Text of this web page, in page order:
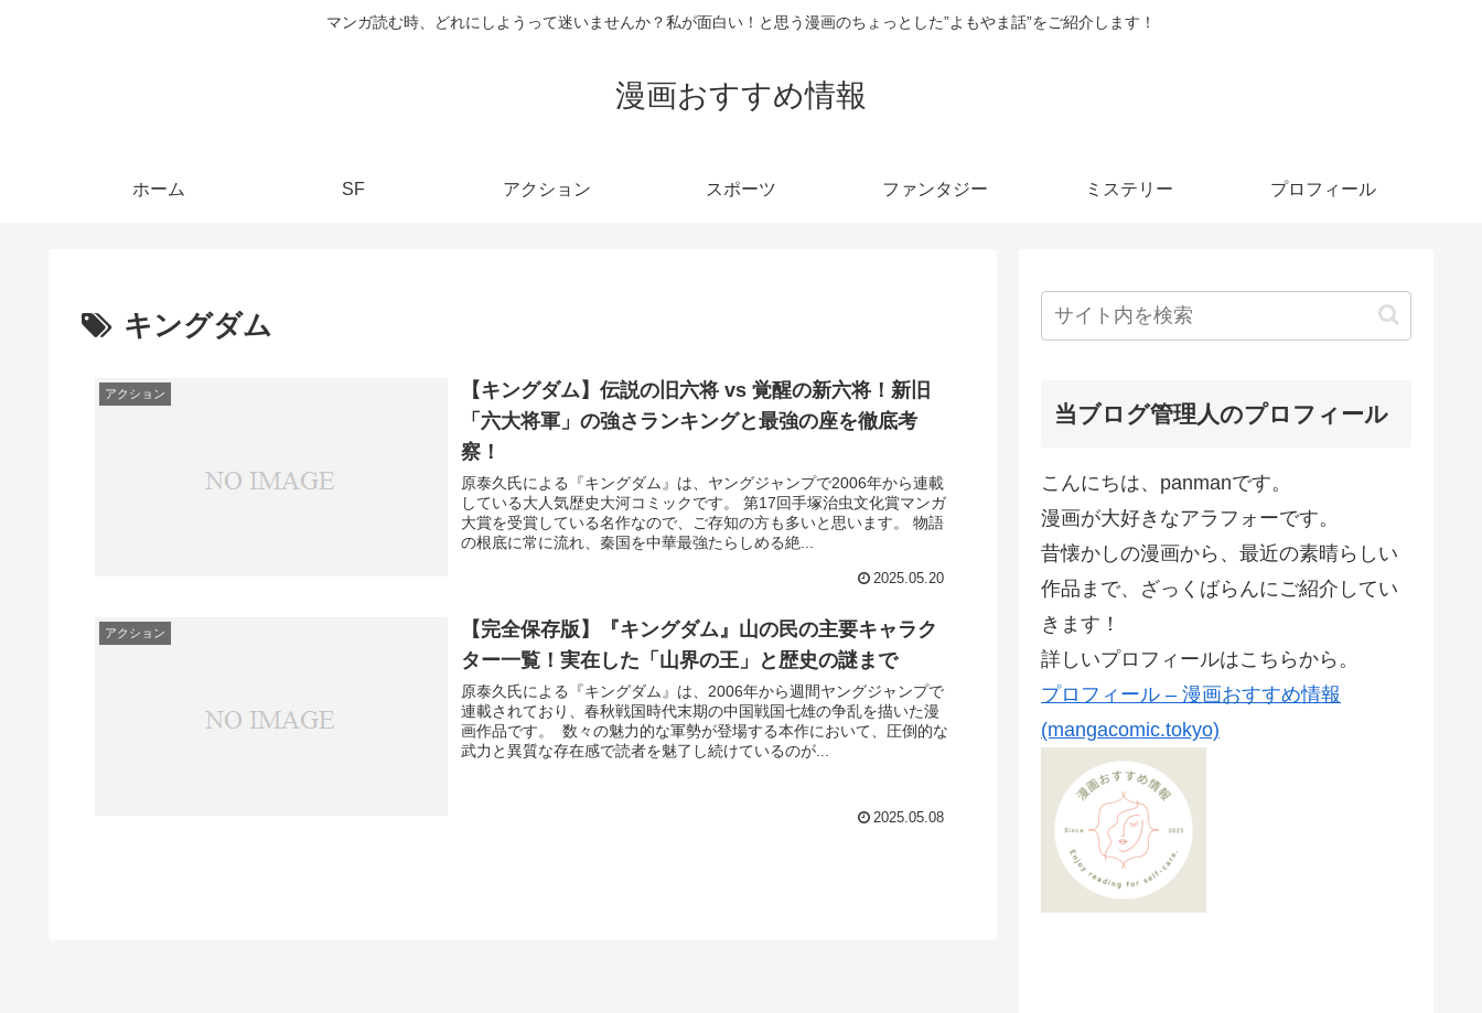
マンガ読む時、どれにしようって迷いませんか？私が面白い！と思う漫画のちょっとした”よもやま話”をご紹介します！
漫画おすすめ情報
ホーム SF アクション スポーツ ファンタジー ミステリー プロフィール
キングダム
アクション
【キングダム】伝説の旧六将 vs 覚醒の新六将！新旧
「六大将軍」の強さランキングと最強の座を徹底考
察！
原泰久氏による『キングダム』は、ヤングジャンプで2006年から連載
している大人気歴史大河コミックです。 第17回手塚治虫文化賞マンガ
大賞を受賞している名作なので、ご存知の方も多いと思います。 物語
の根底に常に流れ、秦国を中華最強たらしめる絶...
2025.05.20
アクション
【完全保存版】『キングダム』山の民の主要キャラク
ター一覧！実在した「山界の王」と歴史の謎まで
原泰久氏による『キングダム』は、2006年から週間ヤングジャンプで
連載されており、春秋戦国時代末期の中国戦国七雄の争乱を描いた漫
画作品です。 数々の魅力的な軍勢が登場する本作において、圧倒的な
武力と異質な存在感で読者を魅了し続けているのが...
2025.05.08
当ブログ管理人のプロフィール
こんにちは、panmanです。
漫画が大好きなアラフォーです。
昔懐かしの漫画から、最近の素晴らしい
作品まで、ざっくばらんにご紹介してい
きます！
詳しいプロフィールはこちらから。
プロフィール – 漫画おすすめ情報
(mangacomic.tokyo)